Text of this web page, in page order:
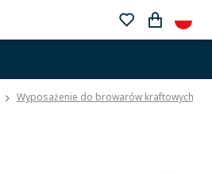
Wyposażenie do browarów kraftowych